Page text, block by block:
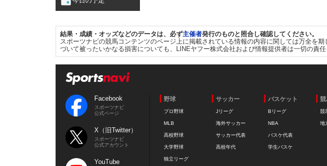
結果・成績・オッズなどのデータは、必ず主催者発行のものと照合し確認してください。
スポーツナビの競馬コンテンツのページ上に掲載されている情報の内容に関しては万全を
づいて被ったいかなる損害についても、LINEヤフー株式会社および情報提供者は一切の責任
Facebook
スポーツナビ
公式ページ
X（旧Twitter）
スポーツナビ
公式アカウント
YouTube
野球
プロ野球
MLB
高校野球
大学野球
独立リーグ
サッカー
Jリーグ
海外サッカー
サッカー代表
高校年代
バスケット
Bリーグ
NBA
バスケ代表
学生バスケ
競
地